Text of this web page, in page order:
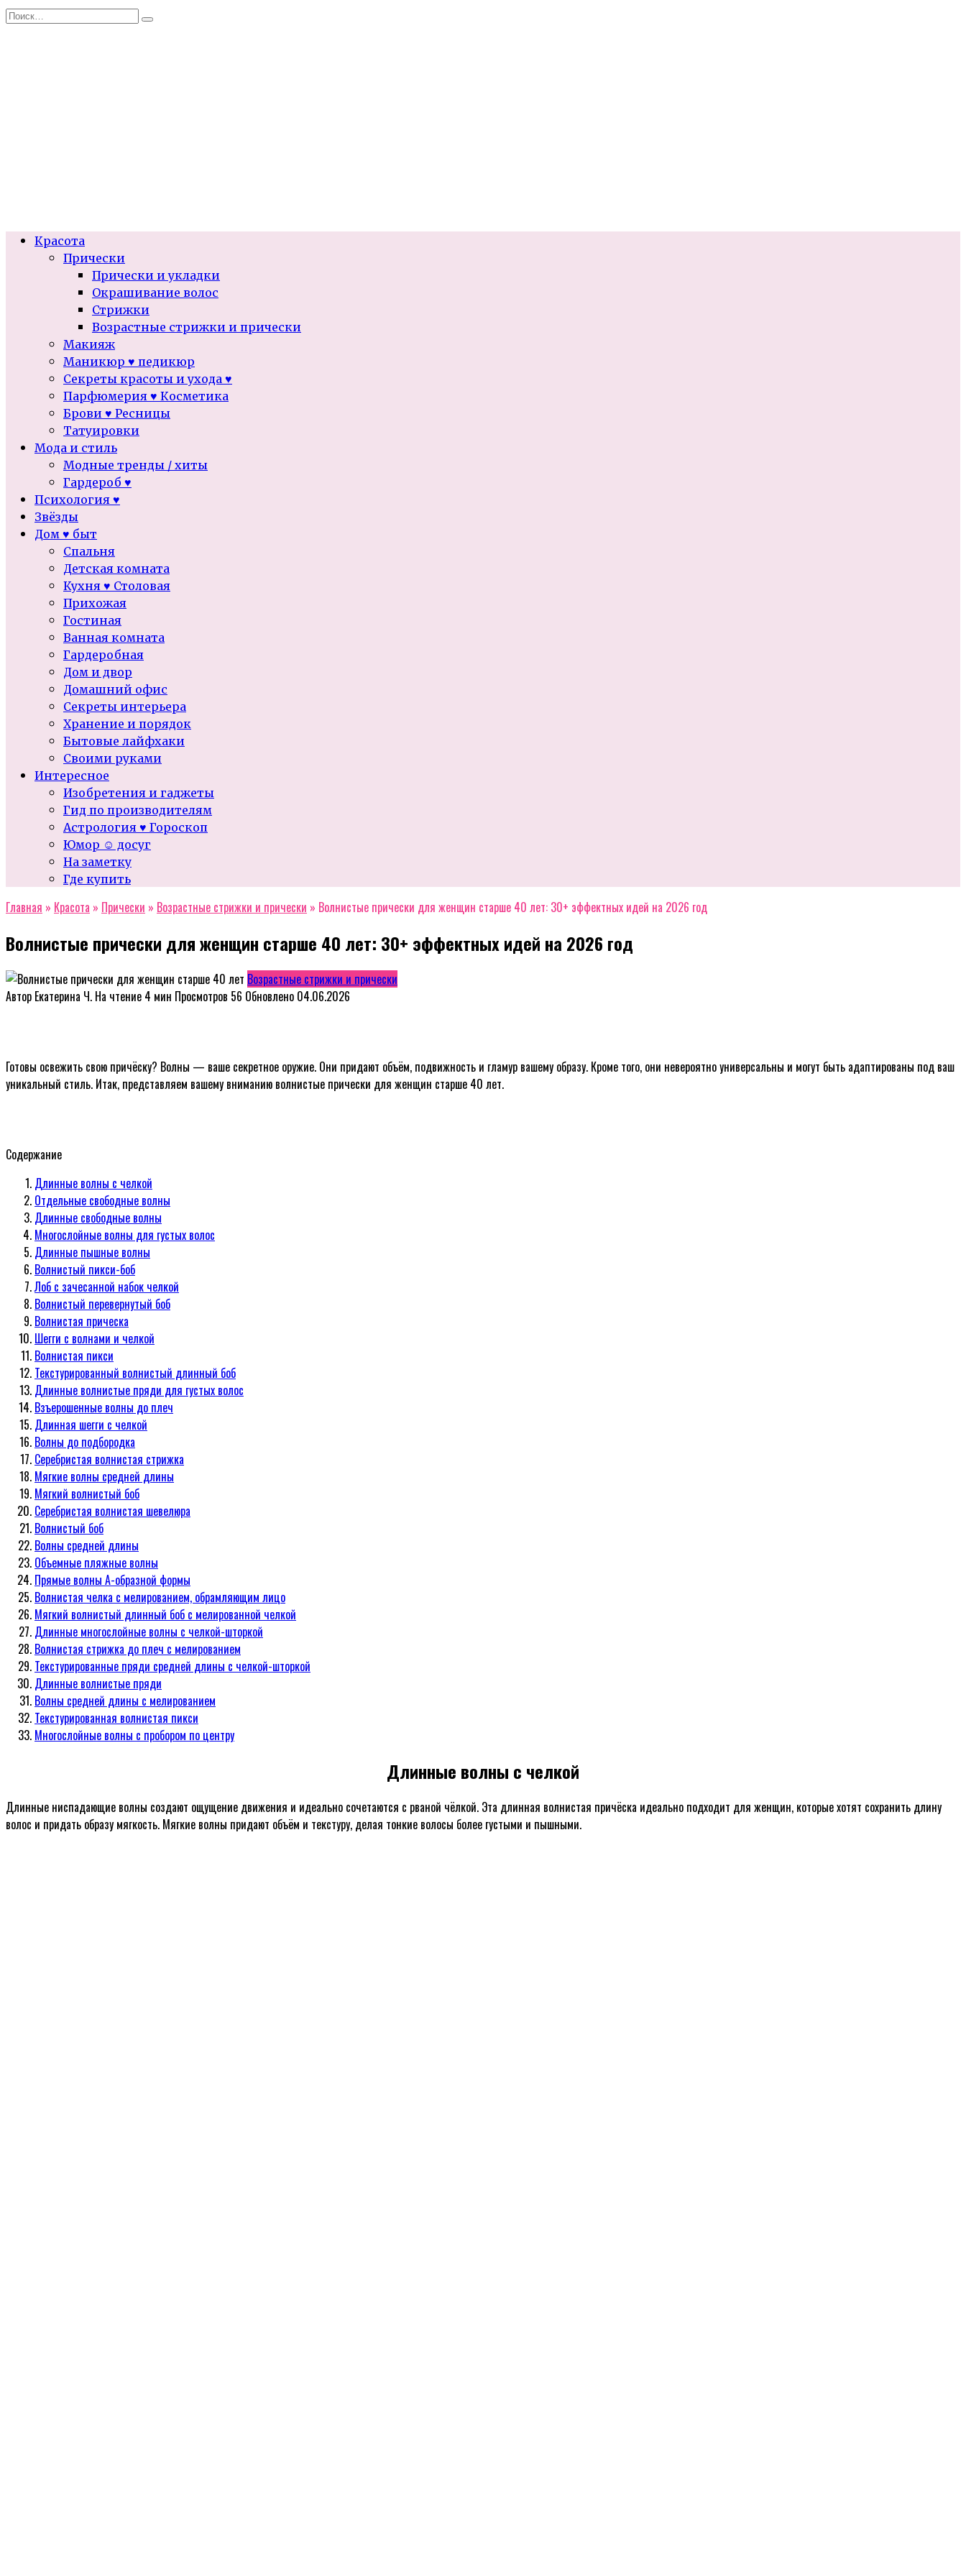
Перейти
Search
Красота
Прически
Прически и укладки
Окрашивание волос
Стрижки
Возрастные стрижки и прически
Макияж
Маникюр ♥ педикюр
Секреты красоты и ухода ♥
Парфюмерия ♥ Косметика
Брови ♥ Ресницы
Татуировки
Мода и стиль
Модные тренды / хиты
Гардероб ♥
Психология ♥
Звёзды
Дом ♥ быт
Спальня
Детская комната
Кухня ♥ Столовая
Прихожая
Гостиная
Ванная комната
Гардеробная
Дом и двор
Домашний офис
Секреты интерьера
Хранение и порядок
Бытовые лайфхаки
Своими руками
Интересное
Изобретения и гаджеты
Гид по производителям
Астрология ♥ Гороскоп
Юмор ☺ досуг
На заметку
Где купить
Главная » Красота » Прически » Возрастные стрижки и прически » Волнистые прически для женщин старше 40 лет: 30+ эффектных идей на 2026 год
Волнистые прически для женщин старше 40 лет: 30+ эффектных идей на 2026 год
Возрастные стрижки и прически
Автор Екатерина Ч. На чтение 4 мин Просмотров 56 Обновлено 04.06.2026
Готовы освежить свою причёску? Волны — ваше секретное оружие. Они придают объём, подвижность и гламур вашему образу. Кроме того, они невероятно универсальны и могут быть адаптированы под ваш
уникальный стиль. Итак, представляем вашему вниманию волнистые прически для женщин старше 40 лет.
Содержание
Длинные волны с челкой
Отдельные свободные волны
Длинные свободные волны
Многослойные волны для густых волос
Длинные пышные волны
Волнистый пикси-боб
Лоб с зачесанной набок челкой
Волнистый перевернутый боб
Волнистая прическа
Шегги с волнами и челкой
Волнистая пикси
Текстурированный волнистый длинный боб
Длинные волнистые пряди для густых волос
Взъерошенные волны до плеч
Длинная шегги с челкой
Волны до подбородка
Серебристая волнистая стрижка
Мягкие волны средней длины
Мягкий волнистый боб
Серебристая волнистая шевелюра
Волнистый боб
Волны средней длины
Объемные пляжные волны
Прямые волны А-образной формы
Волнистая челка с мелированием, обрамляющим лицо
Мягкий волнистый длинный боб с мелированной челкой
Длинные многослойные волны с челкой-шторкой
Волнистая стрижка до плеч с мелированием
Текстурированные пряди средней длины с челкой-шторкой
Длинные волнистые пряди
Волны средней длины с мелированием
Текстурированная волнистая пикси
Многослойные волны с пробором по центру
Длинные волны с челкой
Длинные ниспадающие волны создают ощущение движения и идеально сочетаются с рваной чёлкой. Эта длинная волнистая причёска идеально подходит для женщин, которые хотят сохранить длину
волос и придать образу мягкость. Мягкие волны придают объём и текстуру, делая тонкие волосы более густыми и пышными.